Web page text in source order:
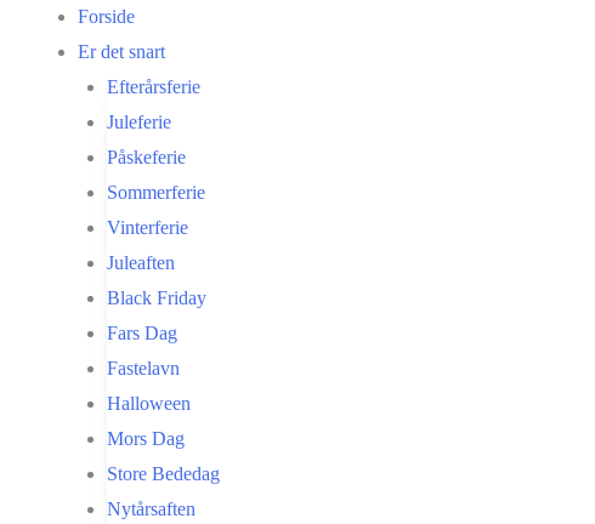
Forside
Er det snart
Efterårsferie
Juleferie
Påskeferie
Sommerferie
Vinterferie
Juleaften
Black Friday
Fars Dag
Fastelavn
Halloween
Mors Dag
Store Bededag
Nytårsaften